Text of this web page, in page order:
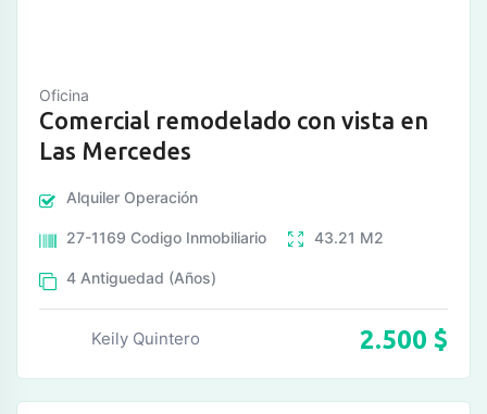
Oficina
Comercial remodelado con vista en
Las Mercedes
Alquiler Operación
27-1169 Codigo Inmobiliario 43.21 M2
4 Antiguedad (Años)
Keily Quintero 2.500 $